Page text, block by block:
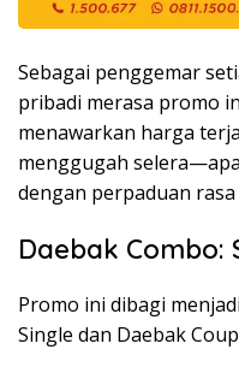
Sebagai penggemar
pribadi merasa promo
menawarkan harga
menggugah
dengan perpaduan
Daebak Combo:
Promo ini dibagi
Single dan Daebak